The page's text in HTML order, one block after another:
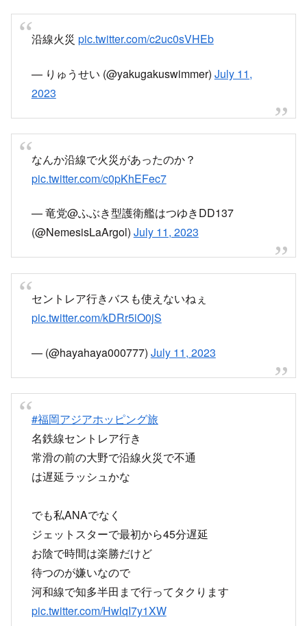
〔2023年7月11日9:14現在〕名鉄常滑線大野町駅
～西ノ口駅間 沿線火災の影響のため、太田川~中
部国際空港間で運転を見合わせております。運転
再開見込は未定とのことです。現在セントレアま
い。https://t.co/vJ5htaLQuz
— 中部国際空港セントレア (@Centrairairport)
July 11, 2023
— 焼きラ一油 (@wthitthis)July 11, 2023
遅延が発生している名鉄の様子
もし授業遅れたら
伝えておいてください〜
pic.twitter.com/uLUv7eBobm
— せい (@sei_meigei)July 11, 2023